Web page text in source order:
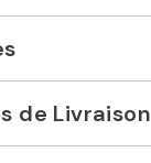
de Livraison